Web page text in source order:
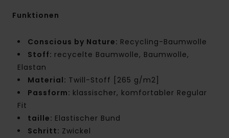
Funktionen
Conscious by Nature: Recycling-Baumwolle
Stoff: recycelte Baumwolle, Baumwolle,
Elastan
Material: Twill-Stoff [265 g/m2]
Passform: klassischer, komfortabler Regular
Fit
taille: Elastischer Bund
Schritt: Zwickel